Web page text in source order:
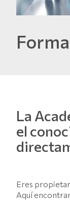
La
el
Eres
Aquí